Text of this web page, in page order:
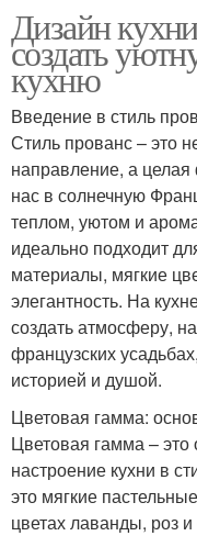
Дизайн
создать
кухню
Введение в стиль
Стиль прованс – это
направление, а
нас в солнечную
теплом, уютом и
идеально подходит
материалы, мягкие
элегантность. На
создать атмосферу,
французских
историей и душой.
Цветовая гамма:
Цветовая гамма – это
настроение кухни в
это мягкие
цветах лаванды, роз